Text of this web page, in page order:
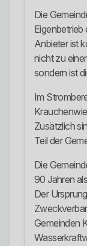
Die
Anbieter ist
nicht zu
sondern ist
Im
Zusätzlich
Teil der
Die
90 Jahren
Der
Gemeinden